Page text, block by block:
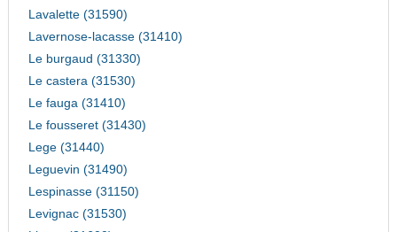
Lavalette (31590)
Lavernose-lacasse (31410)
Le burgaud (31330)
Le castera (31530)
Le fauga (31410)
Le fousseret (31430)
Lege (31440)
Leguevin (31490)
Lespinasse (31150)
Levignac (31530)